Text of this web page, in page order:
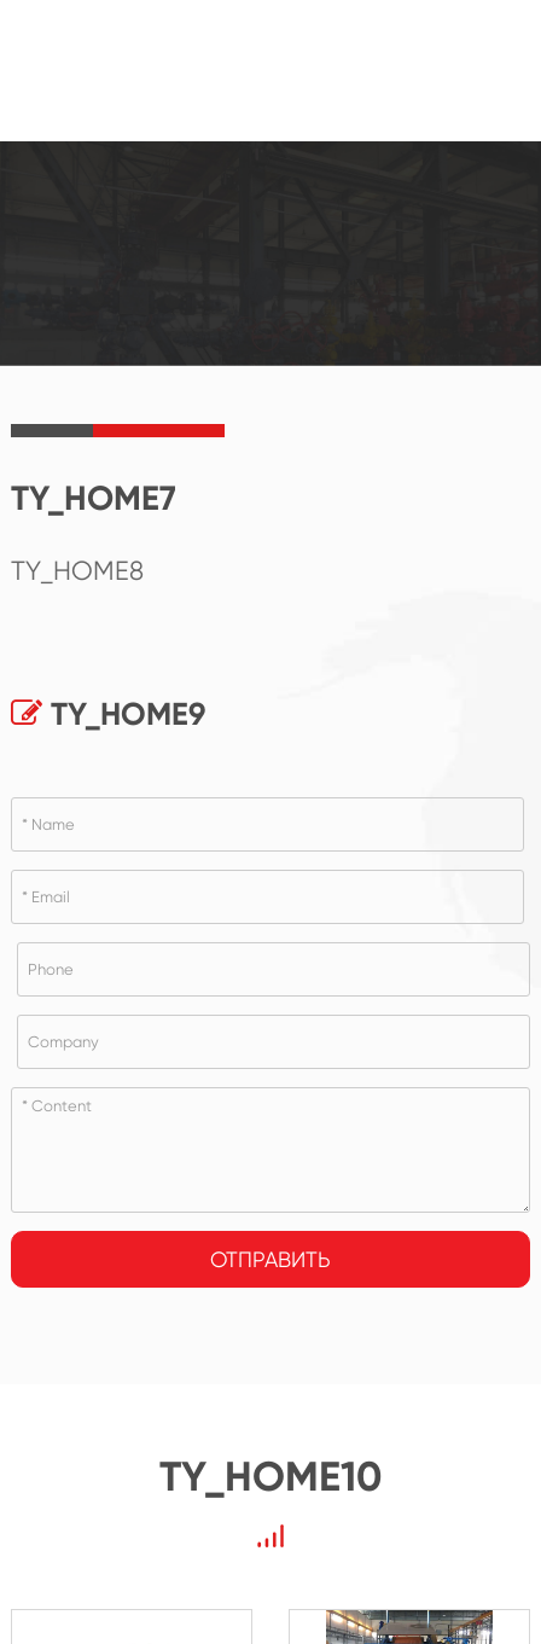
TY_HOME7
TY_HOME8
TY_HOME9
ОТПРАВИТЬ
TY_HOME10